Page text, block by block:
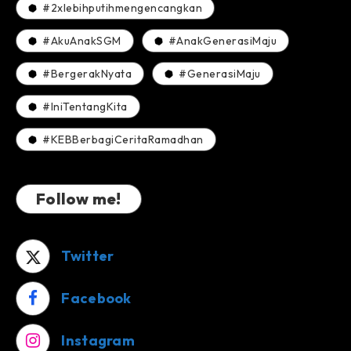
#2xlebihputihmengencangkan
#AkuAnakSGM #AnakGenerasiMaju
#BergerakNyata #GenerasiMaju
#IniTentangKita
#KEBBerbagiCeritaRamadhan
Follow me!
Twitter
Facebook
Instagram